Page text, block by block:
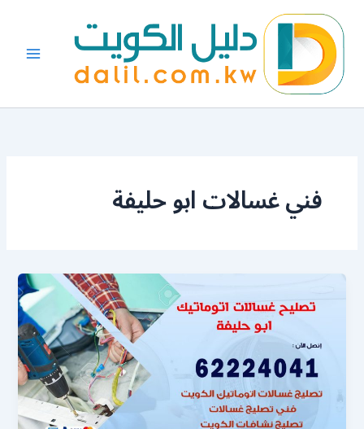
المحتوى
فني غسالات ابو حليفة